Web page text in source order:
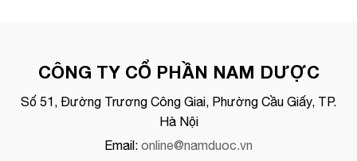
CÔNG TY CỔ PHẦN NAM DƯỢC
Số 51, Đường Trương Công Giai, Phường Cầu Giấy, TP.
Hà Nội
Email: online@namduoc.vn